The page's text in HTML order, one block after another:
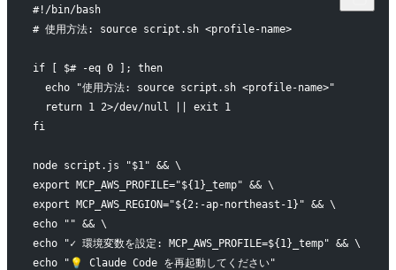
#!/bin/bash
# 使用方法: source script.sh <profile-name>
if [ $# -eq 0 ]; then
  echo "使用方法: source script.sh <profile-name>"
  return 1 2>/dev/null || exit 1
fi
node script.js "$1" && \
export MCP_AWS_PROFILE="${1}_temp" && \
export MCP_AWS_REGION="${2:-ap-northeast-1}" && \
echo "" && \
echo "✓ 環境変数を設定: MCP_AWS_PROFILE=${1}_temp" && \
echo "💡 Claude Code を再起動してください"